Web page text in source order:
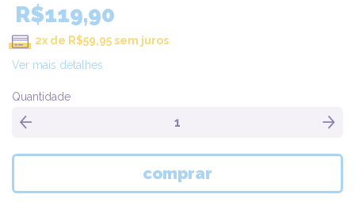
R$119,90
2x de R$59,95sem juros
Ver mais detalhes
Quantidade